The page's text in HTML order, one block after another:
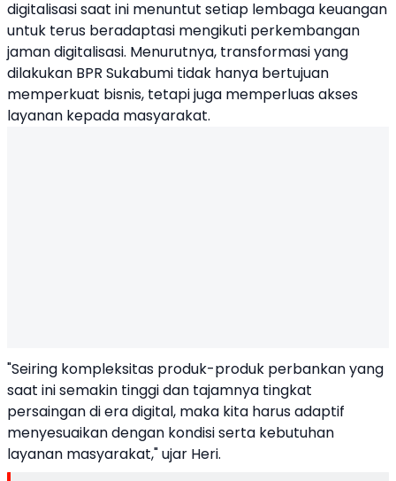
digitalisasi saat ini menuntut setiap lembaga keuangan
untuk terus beradaptasi mengikuti perkembangan
jaman digitalisasi. Menurutnya, transformasi yang
dilakukan BPR Sukabumi tidak hanya bertujuan
memperkuat bisnis, tetapi juga memperluas akses
layanan kepada masyarakat.
"Seiring kompleksitas produk-produk perbankan yang
saat ini semakin tinggi dan tajamnya tingkat
persaingan di era digital, maka kita harus adaptif
menyesuaikan dengan kondisi serta kebutuhan
layanan masyarakat," ujar Heri.